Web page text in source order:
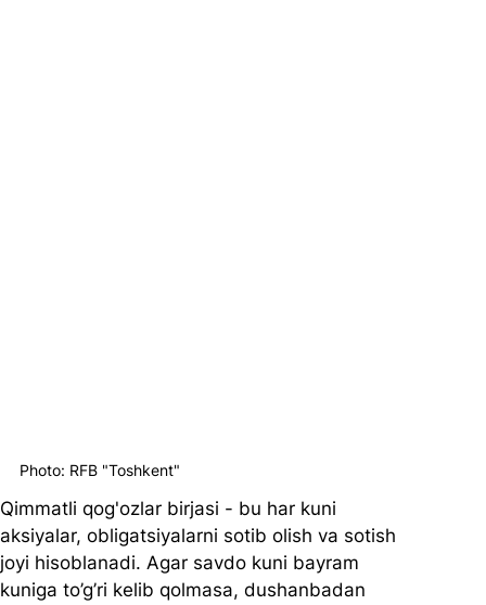
Qimmatli qog'ozlar birjasi - bu har kuni
aksiyalar, obligatsiyalarni sotib olish va sotish
joyi hisoblanadi. Agar savdo kuni bayram
kuniga to’g’ri kelib qolmasa, dushanbadan
Photo: RFB "Toshkent"